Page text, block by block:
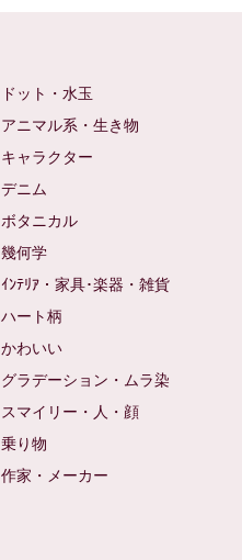
ドット・水玉
アニマル系・生き物
キャラクター
デニム
ボタニカル
幾何学
ｲﾝﾃﾘｱ・家具･楽器・雑貨
ハート柄
かわいい
グラデーション・ムラ染
スマイリー・人・顔
乗り物
作家・メーカー